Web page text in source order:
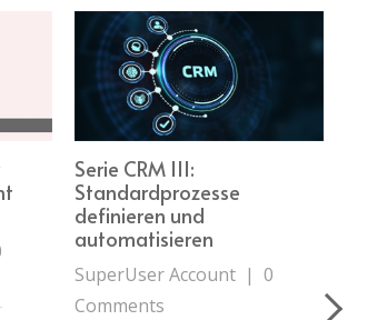
Serie CRM III:
Standardprozesse
definieren und
automatisieren
SuperUser Account | 0
Comments